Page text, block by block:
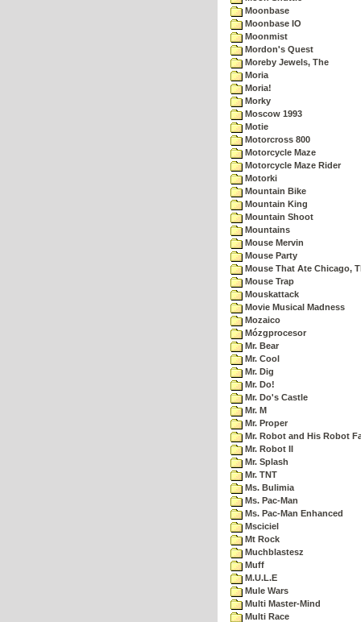
Moonbase
Moonbase IO
Moonmist
Mordon's Quest
Moreby Jewels, The
Moria
Moria!
Morky
Moscow 1993
Motie
Motorcross 800
Motorcycle Maze
Motorcycle Maze Rider
Motorki
Mountain Bike
Mountain King
Mountain Shoot
Mountains
Mouse Mervin
Mouse Party
Mouse That Ate Chicago,
Mouse Trap
Mouskattack
Movie Musical Madness
Mozaico
Mózgprocesor
Mr. Bear
Mr. Cool
Mr. Dig
Mr. Do!
Mr. Do's Castle
Mr. M
Mr. Proper
Mr. Robot and His Robot
Mr. Robot II
Mr. Splash
Mr. TNT
Ms. Bulimia
Ms. Pac-Man
Ms. Pac-Man Enhanced
Msciciel
Mt Rock
Muchblastesz
Muff
M.U.L.E
Mule Wars
Multi Master-Mind
Multi Race